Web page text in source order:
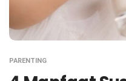
PARENTING